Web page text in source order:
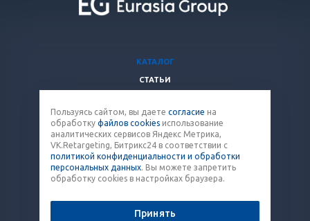
© 2026 Все права защищены.
КАТАЛОГ
СТАТЬИ
КОМПАНИЯ
КОНТАКТЫ
8 (800) 707-12-53
paket@eq-mail.ru
Пользуясь сайтом, вы даете согласие на
обработку файлов cookies использование
аналитических сервисов Яндекс Метрика,
VK.Retargeting, Битрикс24 в соответствии с
политикой конфиденциальности и обработки
персональных данных. Вы можете запретить
обработку cookies в настройках браузера.
Принять